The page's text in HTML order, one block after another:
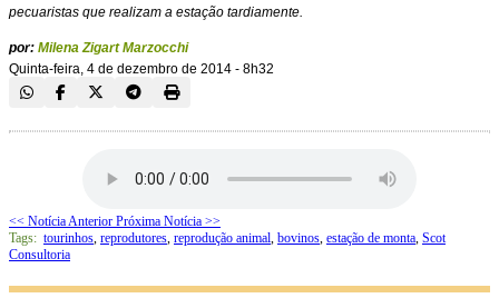
pecuaristas que realizam a estação tardiamente.
por: Milena Zigart Marzocchi
Quinta-feira, 4 de dezembro de 2014 - 8h32
<< Notícia Anterior Próxima Notícia >>
Tags: tourinhos, reprodutores, reprodução animal, bovinos, estação de monta, Scot
Consultoria